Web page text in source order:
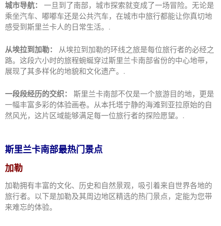
城市导航：
一旦到了南部，城市探索就变成了一场冒险。无论是
乘坐汽车、嘟嘟车还是公共汽车，在城市中旅行都能让你真切地
感受到斯里兰卡人的日常生活。.
从埃拉到加勒：
从埃拉到加勒的环线之旅是每位旅行者的必经之
路。这段六小时的旅程蜿蜒穿过斯里兰卡南部省份的中心地带，
展现了其多样化的地貌和文化遗产。.
一段段经历的交织：
斯里兰卡南部不仅是一个旅游目的地，更是
一幅丰富多彩的体验画卷。从本托塔宁静的海滩到亚拉原始的自
然风光，这片区域能够满足每一位旅行者的探险愿望。.
斯里兰卡南部最热门景点
加勒
加勒拥有丰富的文化、历史和自然景观，吸引着来自世界各地的
旅行者。以下是加勒及其周边地区精选的热门景点，定能为您带
来难忘的体验。